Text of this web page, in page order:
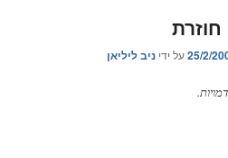
חוזרת
25/2/על ידיניב ליליאן